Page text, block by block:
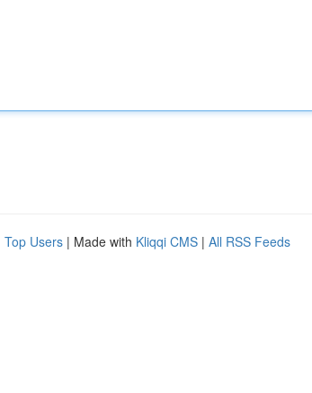
Top Users | Made with Kliqqi CMS | All RSS Feeds